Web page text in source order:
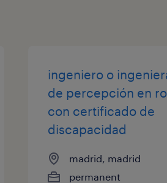
ingeniero o
de percepción en
con certificado de
discapacidad
madrid, madrid
permanent